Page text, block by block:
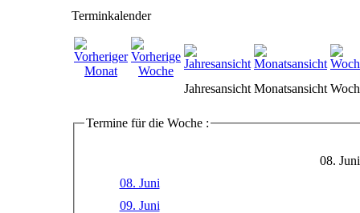
Terminkalender
Jahresansicht Monatsansicht
Termine für die Woche :
08.
08. Juni
09. Juni